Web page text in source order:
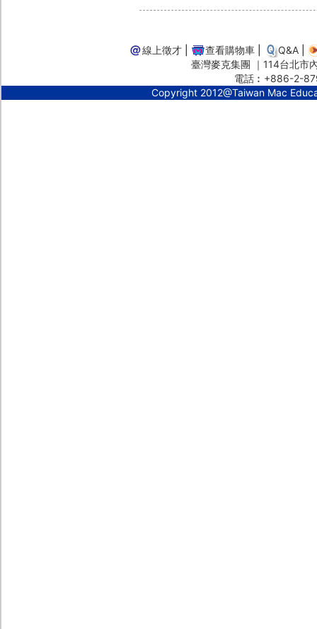
線上徵才 查看購物車 Q&A
臺灣麥克集團 ｜114台北
電話︰+886-2-
Copyright 2012@Taiwan Mac